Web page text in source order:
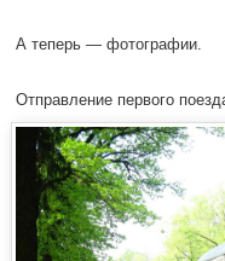
А теперь — фотографии.
Отправление первого